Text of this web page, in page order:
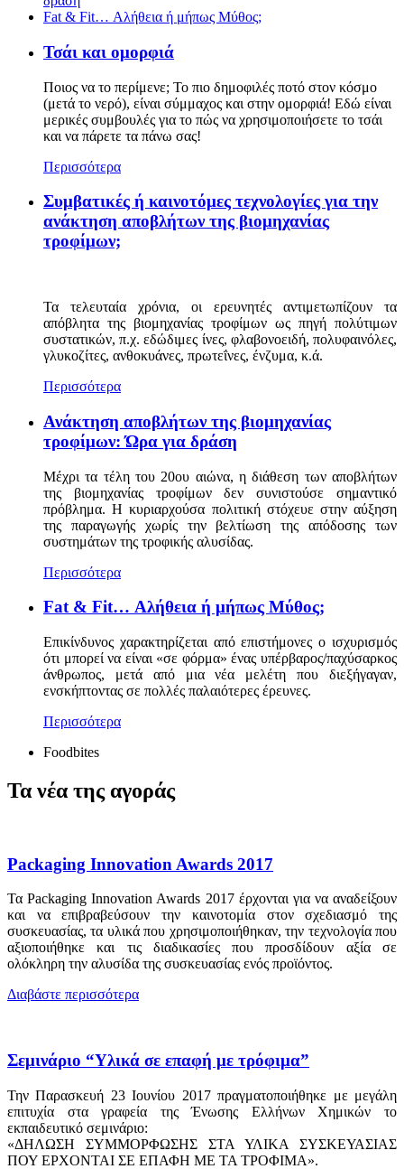
Fat & Fit… Αλήθεια ή μήπως Μύθος;
Τσάι και ομορφιά
Ποιος να το περίμενε; Το πιο δημοφιλές ποτό στον κόσμο
(μετά το νερό), είναι σύμμαχος και στην ομορφιά! Εδώ είναι
μερικές συμβουλές για το πώς να χρησιμοποιήσετε το τσάι
και να πάρετε τα πάνω σας!
Περισσότερα
Συμβατικές ή καινοτόμες τεχνολογίες για την
ανάκτηση αποβλήτων της βιομηχανίας
τροφίμων;
Τα τελευταία χρόνια, οι ερευνητές αντιμετωπίζουν τα
απόβλητα της βιομηχανίας τροφίμων ως πηγή πολύτιμων
συστατικών, π.χ. εδώδιμες ίνες, φλαβονοειδή, πολυφαινόλες,
γλυκοζίτες, ανθοκυάνες, πρωτεΐνες, ένζυμα, κ.ά.
Περισσότερα
Ανάκτηση αποβλήτων της βιομηχανίας
τροφίμων: Ώρα για δράση
Μέχρι τα τέλη του 20ου αιώνα, η διάθεση των αποβλήτων
της βιομηχανίας τροφίμων δεν συνιστούσε σημαντικό
πρόβλημα. Η κυριαρχούσα πολιτική στόχευε στην αύξηση
της παραγωγής χωρίς την βελτίωση της απόδοσης των
συστημάτων της τροφικής αλυσίδας.
Περισσότερα
Fat & Fit… Αλήθεια ή μήπως Μύθος;
Επικίνδυνος χαρακτηρίζεται από επιστήμονες ο ισχυρισμός
ότι μπορεί να είναι «σε φόρμα» ένας υπέρβαρος/παχύσαρκος
άνθρωπος, μετά από μια νέα μελέτη που διεξήγαγαν,
ενσκήπτοντας σε πολλές παλαιότερες έρευνες.
Περισσότερα
Foodbites
Τα νέα της αγοράς
Packaging Innovation Awards 2017
Τα Packaging Innovation Awards 2017 έρχονται για να αναδείξουν
και να επιβραβεύσουν την καινοτομία στον σχεδιασμό της
συσκευασίας, τα υλικά που χρησιμοποιήθηκαν, την τεχνολογία που
αξιοποιήθηκε και τις διαδικασίες που προσδίδουν αξία σε
ολόκληρη την αλυσίδα της συσκευασίας ενός προϊόντος.
Διαβάστε περισσότερα
Σεμινάριο “Υλικά σε επαφή με τρόφιμα”
Την Παρασκευή 23 Ιουνίου 2017 πραγματοποιήθηκε με μεγάλη
επιτυχία στα γραφεία της Ένωσης Ελλήνων Χημικών το
εκπαιδευτικό σεμινάριο:
«ΔΗΛΩΣΗ ΣΥΜΜΟΡΦΩΣΗΣ ΣΤΑ ΥΛΙΚΑ ΣΥΣΚΕΥΑΣΙΑΣ
ΠΟΥ ΕΡΧΟΝΤΑΙ ΣΕ ΕΠΑΦΗ ΜΕ ΤΑ ΤΡΟΦΙΜΑ».